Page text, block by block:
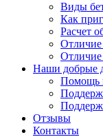
Виды
Как
Расчет
Отличие
Отличие
Наши добрые
Помощь
Отзывы
Контакты